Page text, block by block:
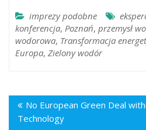
imprezy podobne
konferencja, Poznań, przemysł
wodorowa, Transformacja
Europa, Zielony wodór
No European Green Deal
Technology